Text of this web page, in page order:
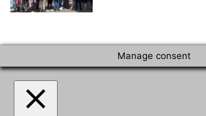
Manage consent